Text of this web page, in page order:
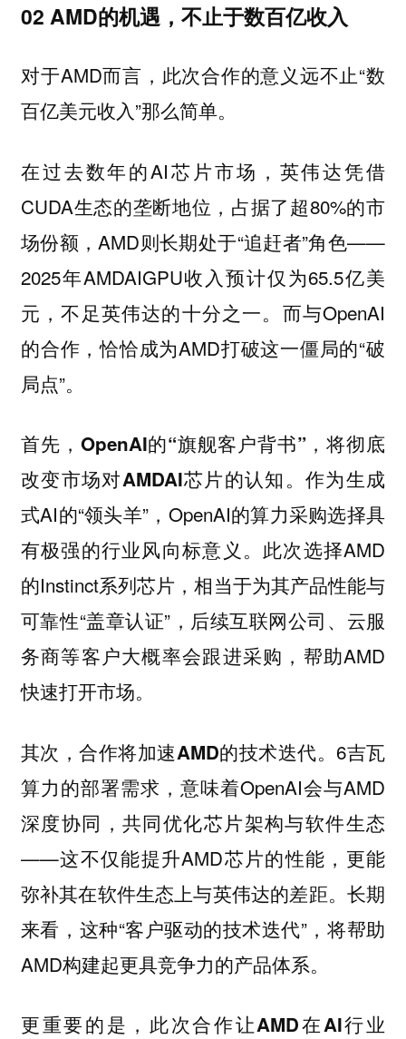
02 AMD的机遇，不止于数百亿收入
对于AMD而言，此次合作的意义远不止“数
百亿美元收入”那么简单。
在过去数年的AI芯片市场，英伟达凭借
CUDA生态的垄断地位，占据了超80%的市
场份额，AMD则长期处于“追赶者”角色——
2025年AMDAIGPU收入预计仅为65.5亿美
元，不足英伟达的十分之一。而与OpenAI
的合作，恰恰成为AMD打破这一僵局的“破
局点”。
首先，OpenAI的“旗舰客户背书”，将彻底
改变市场对AMDAI芯片的认知。作为生成
式AI的“领头羊”，OpenAI的算力采购选择具
有极强的行业风向标意义。此次选择AMD
的Instinct系列芯片，相当于为其产品性能与
可靠性“盖章认证”，后续互联网公司、云服
务商等客户大概率会跟进采购，帮助AMD
快速打开市场。
其次，合作将加速AMD的技术迭代。6吉瓦
算力的部署需求，意味着OpenAI会与AMD
深度协同，共同优化芯片架构与软件生态
——这不仅能提升AMD芯片的性能，更能
弥补其在软件生态上与英伟达的差距。长期
来看，这种“客户驱动的技术迭代”，将帮助
AMD构建起更具竞争力的产品体系。
更重要的是，此次合作让AMD在AI行业